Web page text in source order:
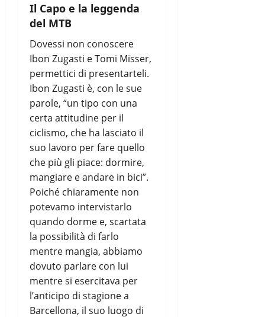
Il Capo e la leggenda
del MTB
Dovessi non conoscere
Ibon Zugasti e Tomi Misser,
permettici di presentarteli.
Ibon Zugasti è, con le sue
parole, “un tipo con una
certa attitudine per il
ciclismo, che ha lasciato il
suo lavoro per fare quello
che più gli piace: dormire,
mangiare e andare in bici”.
Poiché chiaramente non
potevamo intervistarlo
quando dorme e, scartata
la possibilità di farlo
mentre mangia, abbiamo
dovuto parlare con lui
mentre si esercitava per
l’anticipo di stagione a
Barcellona, il suo luogo di